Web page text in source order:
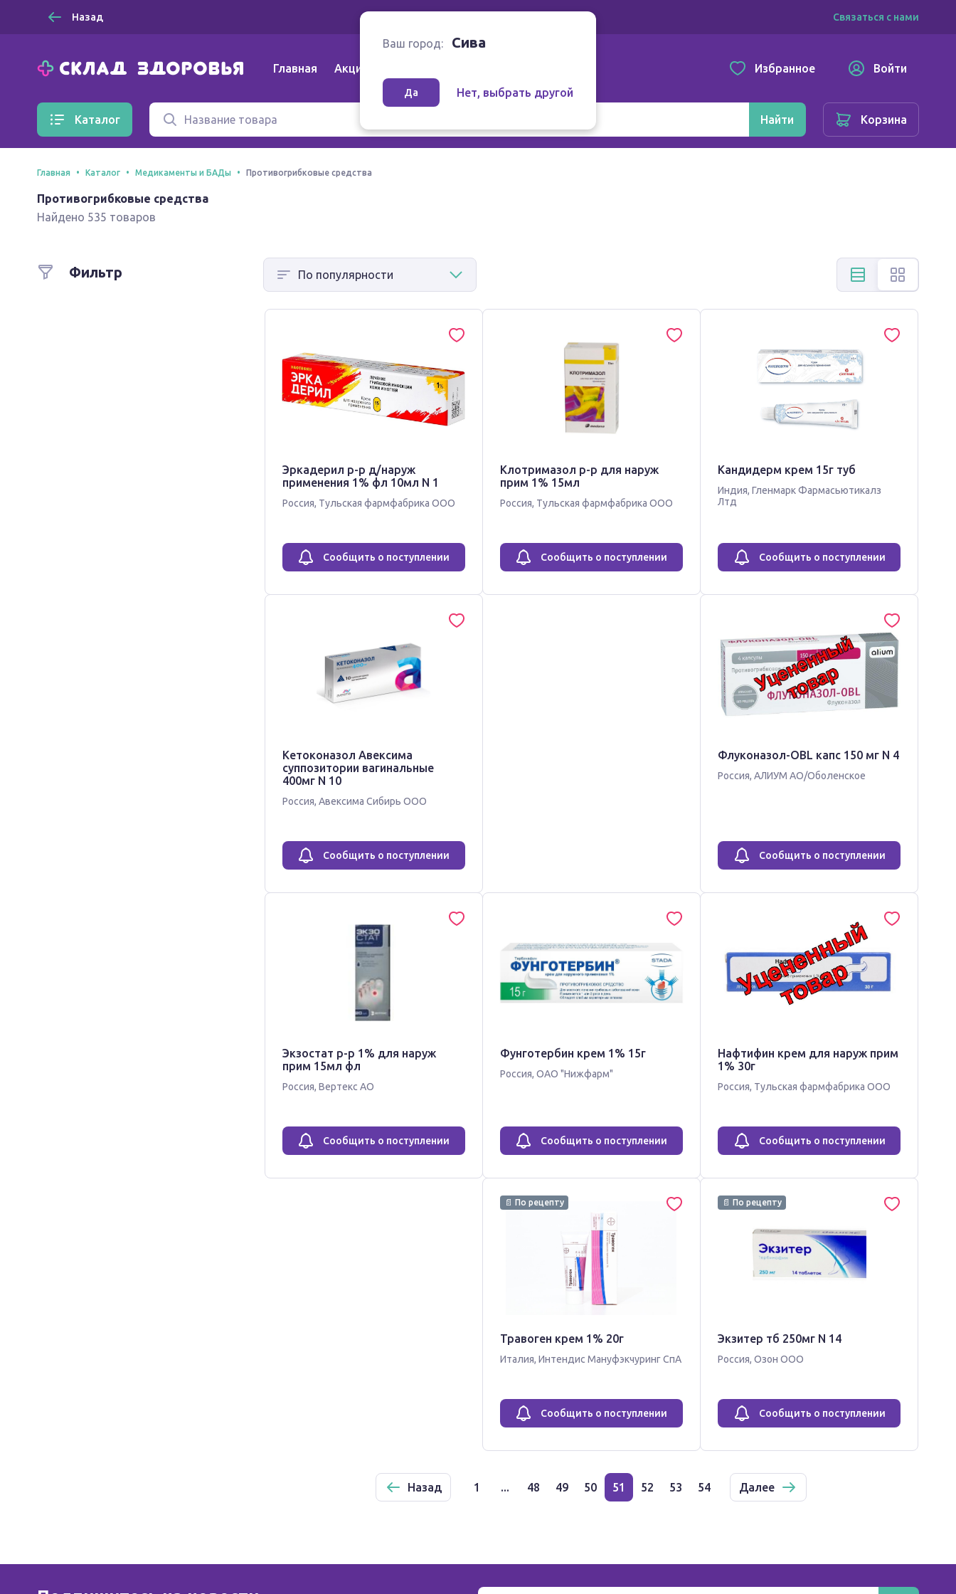
Назад Связаться с нами
Главная Акции Избранное Войти
Каталог Найти Корзина
Ваш город: Сива
Да Нет, выбрать другой
Главная Каталог Медикаменты и БАДы Противогрибковые средства
Противогрибковые средства
Найдено 535 товаров
Фильтр
Эркадерил р-р д/наруж
применения 1% фл 10мл N 1
Россия, Тульская фармфабрика ООО
Сообщить о поступлении
Клотримазол р-р для наруж
прим 1% 15мл
Россия, Тульская фармфабрика ООО
Сообщить о поступлении
Кандидерм крем 15г туб
Индия,Гленмарк Фармасьютикалз
Лтд
Сообщить о поступлении
Кетоконазол Авексима
суппозитории вагинальные
400мг N 10
Россия, Авексима Сибирь ООО
Сообщить о поступлении
Флуконазол-OBL капс 150 мг N 4
Россия,АЛИУМ АО/Оболенское
Сообщить о поступлении
Экзостат р-р 1% для наруж
прим 15мл фл
Россия, Вертекс АО
Сообщить о поступлении
Фунготербин крем 1% 15г
Россия, ОАО "Нижфарм"
Сообщить о поступлении
Нафтифин крем для наруж прим
1% 30г
Россия, Тульская фармфабрика ООО
Сообщить о поступлении
📄 По рецепту
Травоген крем 1% 20г
Италия, Интендис Мануфэкчуринг СпА
Сообщить о поступлении
📄 По рецепту
Экзитер тб 250мг N 14
Россия,Озон ООО
Сообщить о поступлении
Назад 1 ... 48 49 50 51 52 53 54 Далее